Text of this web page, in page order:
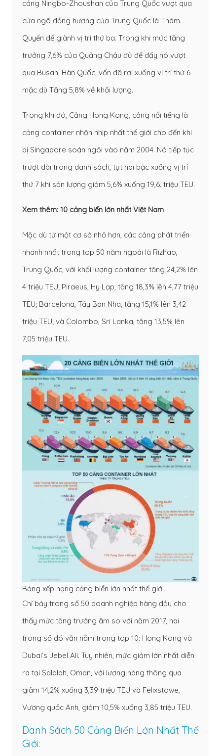
cảng Ningbo-Zhoushan của Trung Quốc vượt qua
cửa ngõ đồng hương của Trung Quốc là Thâm
Quyến để giành vị trí thứ ba. Trong khi mức tăng
trưởng 7,6% của Quảng Châu đủ để đẩy nó vượt
qua Busan, Hàn Quốc, vốn đã rơi xuống vị trí thứ 6
mặc dù Tăng 5,8% về khối lượng.
Trong khi đó, Cảng Hong Kong, cảng nổi tiếng là
cảng container nhộn nhịp nhất thế giới cho đến khi
bị Singapore soán ngôi vào năm 2004. Nó tiếp tục
trượt dài trong danh sách, tụt hai bậc xuống vị trí
thứ 7 khi sản lượng giảm 5,6% xuống 19,6. triệu TEU.
Xem thêm: 10 cảng biển lớn nhất Việt Nam
Mặc dù từ một cơ sở nhỏ hơn, các cảng phát triển
nhanh nhất trong top 50 năm ngoái là Rizhao,
Trung Quốc, với khối lượng container tăng 24,2% lên
4 triệu TEU; Piraeus, Hy Lạp, tăng 18,3% lên 4,77 triệu
TEU; Barcelona, Tây Ban Nha, tăng 15,1% lên 3,42
triệu TEU; và Colombo, Sri Lanka, tăng 13,5% lên
7,05 triệu TEU.
Bảng xếp hạng cảng biển lớn nhất thế giới
Chỉ bảy trong số 50 doanh nghiệp hàng đầu cho
thấy mức tăng trưởng âm so với năm 2017, hai
trong số đó vẫn nằm trong top 10: Hong Kong và
Dubai’s Jebel Ali. Tuy nhiên, mức giảm lớn nhất diễn
ra tại Salalah, Oman, với lượng hàng thông qua
giảm 14,2% xuống 3,39 triệu TEU và Felixstowe,
Vương quốc Anh, giảm 10,5% xuống 3,85 triệu TEU.
Danh Sách 50 Cảng Biển Lớn Nhất Thế
Giới: